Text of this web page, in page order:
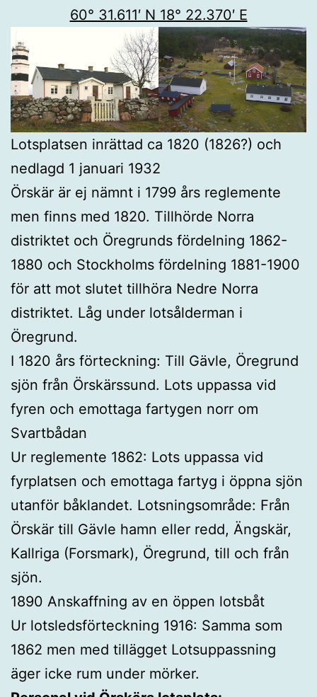
60° 31.611′ N 18° 22.370′ E
Lotsplatsen inrättad ca 1820 (1826?) och
nedlagd 1 januari 1932
Örskär är ej nämnt i 1799 års reglemente
men finns med 1820. Tillhörde Norra
distriktet och Öregrunds fördelning 1862-
1880 och Stockholms fördelning 1881-1900
för att mot slutet tillhöra Nedre Norra
distriktet. Låg under lotsålderman i
Öregrund.
I 1820 års förteckning: Till Gävle, Öregrund
sjön från Örskärssund. Lots uppassa vid
fyren och emottaga fartygen norr om
Svartbådan
Ur reglemente 1862: Lots uppassa vid
fyrplatsen och emottaga fartyg i öppna sjön
utanför båklandet. Lotsningsområde: Från
Örskär till Gävle hamn eller redd, Ängskär,
Kallriga (Forsmark), Öregrund, till och från
sjön.
1890 Anskaffning av en öppen lotsbåt
Ur lotsledsförteckning 1916: Samma som
1862 men med tillägget Lotsuppassning
äger icke rum under mörker.